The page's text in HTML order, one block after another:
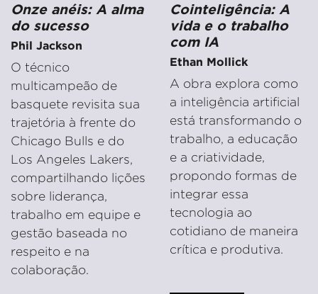
Onze anéis: A alma
do sucesso
Phil Jackson
O técnico
multicampeão de
basquete revisita sua
trajetória à frente do
Chicago Bulls e do
Los Angeles Lakers,
compartilhando lições
sobre liderança,
trabalho em equipe e
gestão baseada no
respeito e na
colaboração.
Cointeligência: A
vida e o trabalho
com IA
Ethan Mollick
A obra explora como
a inteligência artificial
está transformando o
trabalho, a educação
e a criatividade,
propondo formas de
integrar essa
tecnologia ao
cotidiano de maneira
crítica e produtiva.